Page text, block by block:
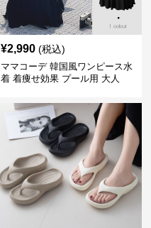
¥2,990 (税込)
ママコーデ 韓国風ワンピース水
着 着痩せ効果 プール用 大人